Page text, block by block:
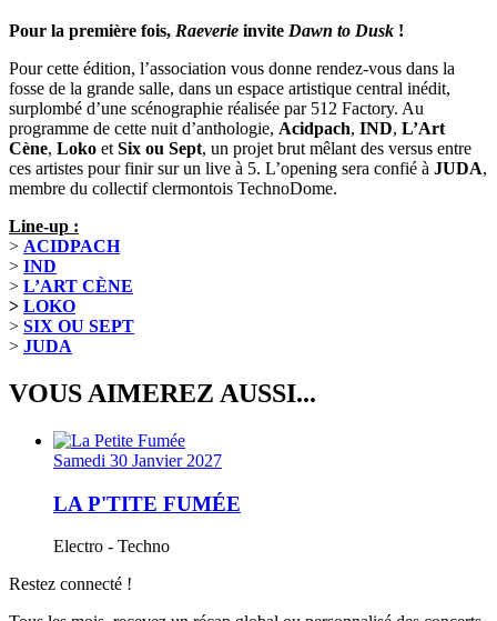
Pour la première fois, Raeverie invite Dawn to Dusk !
Pour cette édition, l’association vous donne rendez-vous dans la
fosse de la grande salle, dans un espace artistique central inédit,
surplombé d’une scénographie réalisée par 512 Factory. Au
programme de cette nuit d’anthologie, Acidpach, IND, L’Art
Cène, Loko et Six ou Sept, un projet brut mêlant des versus entre
ces artistes pour finir sur un live à 5. L’opening sera confié à JUDA,
membre du collectif clermontois TechnoDome.
Line-up :
> ACIDPACH
> IND
> L’ART CÈNE
> LOKO
> SIX OU SEPT
> JUDA
VOUS AIMEREZ AUSSI...
Samedi 30 Janvier 2027
LA P'TITE FUMÉE
Electro - Techno
Restez connecté !